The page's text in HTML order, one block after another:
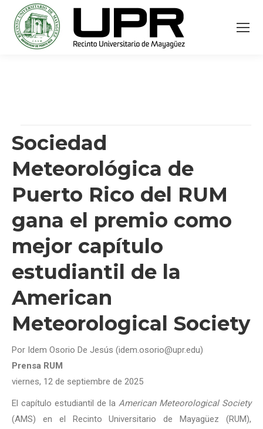
Sociedad
Meteorológica de
Puerto Rico del RUM
gana el premio como
mejor capítulo
estudiantil de la
American
Meteorological Society
Por Idem Osorio De Jesús (idem.osorio@upr.edu)
Prensa RUM
viernes, 12 de septiembre de 2025
El capítulo estudiantil de la American Meteorological Society
(AMS) en el Recinto Universitario de Mayagüez (RUM),